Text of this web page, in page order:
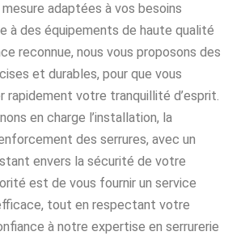
adaptées à vos besoins
à des équipements de haute qualité
reconnue, nous vous proposons des
et durables, pour que vous
rapidement votre tranquillité d’esprit.
en charge l’installation, la
des serrures, avec un
envers la sécurité de votre
est de vous fournir un service
tout en respectant votre
à notre expertise en serrurerie